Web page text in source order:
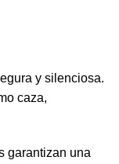
y silenciosa.
caza,
garantizan una